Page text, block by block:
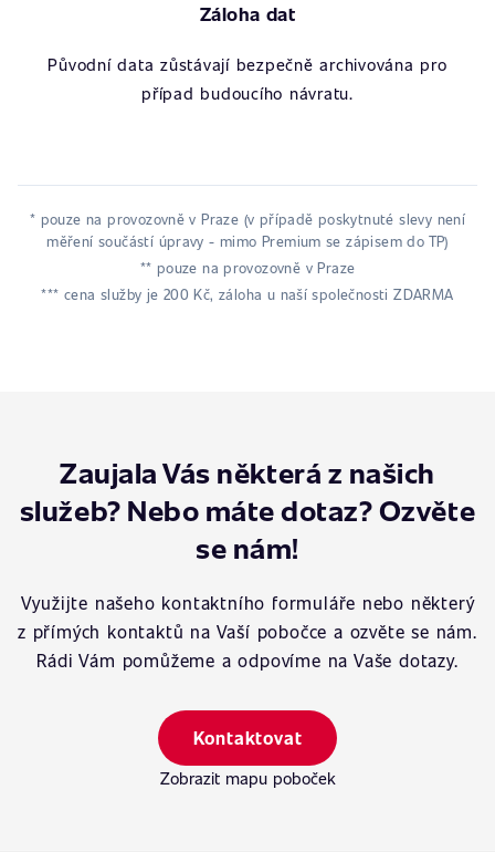
Záloha dat
Původní data zůstávají bezpečně archivována pro
případ budoucího návratu.
* pouze na provozovně v Praze (v případě poskytnuté slevy není
měření součástí úpravy - mimo Premium se zápisem do TP)
** pouze na provozovně v Praze
*** cena služby je 200 Kč, záloha u naší společnosti ZDARMA
Zaujala Vás některá z našich
služeb? Nebo máte dotaz? Ozvěte
se nám!
Využijte našeho kontaktního formuláře nebo některý
z přímých kontaktů na Vaší pobočce a ozvěte se nám.
Rádi Vám pomůžeme a odpovíme na Vaše dotazy.
Kontaktovat
Zobrazit mapu poboček